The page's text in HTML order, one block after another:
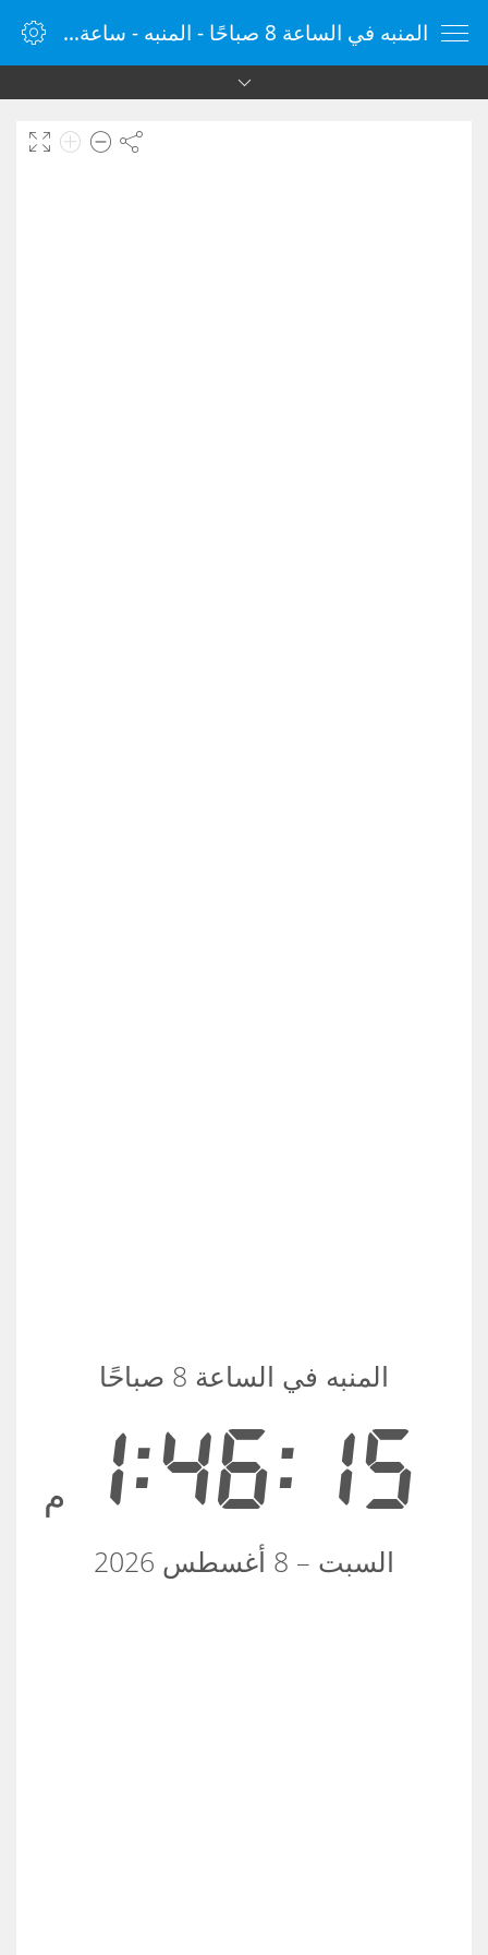
المنبه في الساعة 8 صباحًا - المنبه - ساعة منبه الإنترنت
1:46:16 م
المنبه في الساعة 8 صباحًا
السبت – 8 أغسطس 2026